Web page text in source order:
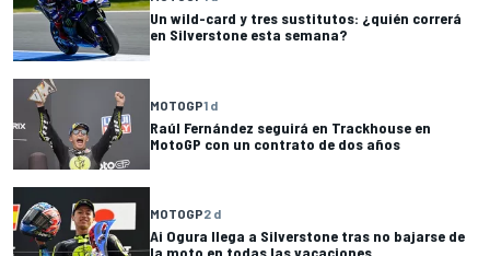
Un wild-card y tres sustitutos: ¿quién correrá
en Silverstone esta semana?
MOTOGP1 d
Raúl Fernández seguirá en Trackhouse en
MotoGP con un contrato de dos años
MOTOGP2 d
Ai Ogura llega a Silverstone tras no bajarse de
la moto en todas las vacaciones